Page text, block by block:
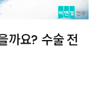
까요? 수술 전